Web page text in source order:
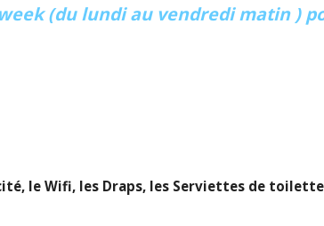
(du lundi au vendredi matin )
le Wifi, les Draps, les Serviettes de toilette